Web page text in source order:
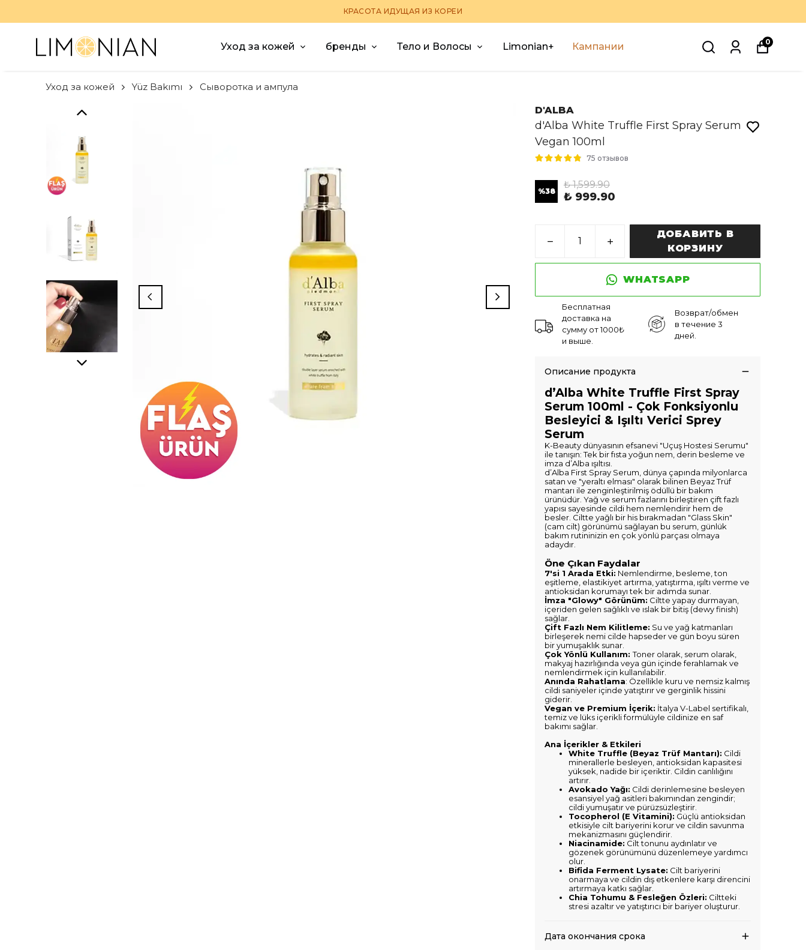
КРАСОТА ИДУЩАЯ ИЗ КОРЕИ
Уход за кожей бренды Тело и Волосы Limonian+ Кампании 0
Уход за кожей Yüz Bakımı Сыворотка и ампула
D'ALBA
d'Alba White Truffle First Spray Serum
Vegan 100ml
75 отзывов
%38
₺ 1,599.90
₺ 999.90
ДОБАВИТЬ В
КОРЗИНУ
WHATSAPP
Бесплатная
доставка на
сумму от 1000₺
и выше.
Возврат/обмен
в течение 3
дней.
Описание продукта
d’Alba White Truffle First Spray
Serum 100ml - Çok Fonksiyonlu
Besleyici & Işıltı Verici Sprey
Serum
K-Beauty dünyasının efsanevi "Uçuş Hostesi Serumu"
ile tanışın: Tek bir fısta yoğun nem, derin besleme ve
imza d’Alba ışıltısı.
d’Alba First Spray Serum, dünya çapında milyonlarca
satan ve "yeraltı elması" olarak bilinen Beyaz Trüf
mantarı ile zenginleştirilmiş ödüllü bir bakım
ürünüdür. Yağ ve serum fazlarını birleştiren çift fazlı
yapısı sayesinde cildi hem nemlendirir hem de
besler. Ciltte yağlı bir his bırakmadan "Glass Skin"
(cam cilt) görünümü sağlayan bu serum, günlük
bakım rutininizin en çok yönlü parçası olmaya
adaydır.
Öne Çıkan Faydalar
7'si 1 Arada Etki: Nemlendirme, besleme, ton
eşitleme, elastikiyet artırma, yatıştırma, ışıltı verme ve
antioksidan korumayı tek bir adımda sunar.
İmza "Glowy" Görünüm: Ciltte yapay durmayan,
içeriden gelen sağlıklı ve ıslak bir bitiş (dewy finish)
sağlar.
Çift Fazlı Nem Kilitleme: Su ve yağ katmanları
birleşerek nemi cilde hapseder ve gün boyu süren
bir yumuşaklık sunar.
Çok Yönlü Kullanım:Toner olarak, serum olarak,
makyaj hazırlığında veya gün içinde ferahlamak ve
nemlendirmek için kullanılabilir.
Anında Rahatlama: Özellikle kuru ve nemsiz kalmış
cildi saniyeler içinde yatıştırır ve gerginlik hissini
giderir.
Vegan ve Premium İçerik: İtalya V-Label sertifikalı,
temiz ve lüks içerikli formülüyle cildinize en saf
bakımı sağlar.
Ana İçerikler & Etkileri
White Truffle (Beyaz Trüf Mantarı): Cildi
minerallerle besleyen, antioksidan kapasitesi
yüksek, nadide bir içeriktir. Cildin canlılığını
artırır.
Avokado Yağı: Cildi derinlemesine besleyen
esansiyel yağ asitleri bakımından zengindir;
cildi yumuşatır ve pürüzsüzleştirir.
Tocopherol (E Vitamini): Güçlü antioksidan
etkisiyle cilt bariyerini korur ve cildin savunma
mekanizmasını güçlendirir.
Niacinamide: Cilt tonunu aydınlatır ve
gözenek görünümünü düzenlemeye yardımcı
olur.
Bifida Ferment Lysate: Cilt bariyerini
onarmaya ve cildin dış etkenlere karşı direncini
artırmaya katkı sağlar.
Chia Tohumu & Fesleğen Özleri: Ciltteki
stresi azaltır ve yatıştırıcı bir bariyer oluşturur.
Дата окончания срока